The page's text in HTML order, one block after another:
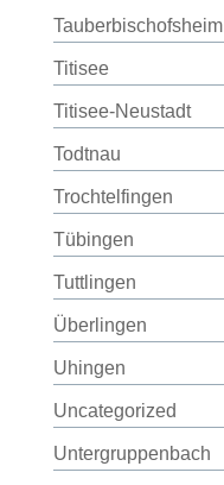
Tauberbischofsheim
Titisee
Titisee-Neustadt
Todtnau
Trochtelfingen
Tübingen
Tuttlingen
Überlingen
Uhingen
Uncategorized
Untergruppenbach